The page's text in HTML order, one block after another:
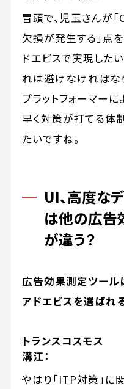
冒頭で、児玉さんが
欠損が発生する」点
ドエビスで実現した
れは避けなければな
プラットフォーマー
早く対策が打てる体
たいですね。
UI、高度な
は他の広告
が違う？
広告効果測定ツール
アドエビスを選ばれ
トランスコスモス
溝江：
やはり「ITP対策」に